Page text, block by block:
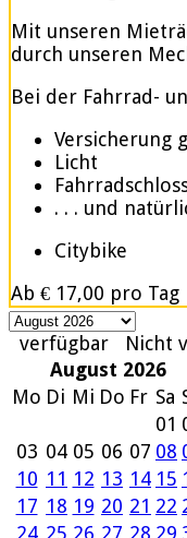
Mit unseren
durch unseren
Bei der Fahrrad-
Versicherung
Licht
. . . und
Citybike
Ab € 17,00 pro Tag
verfügbar
Nicht
August 2026
Mo Di Mi Do Fr Sa
01
03 04 05 06 07 08
10 11 12 13 14 15
17 18 19 20 21 22
24 25 26 27 28 29